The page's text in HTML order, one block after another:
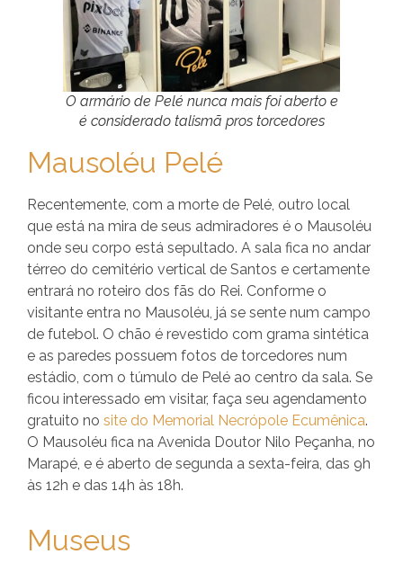
O armário de Pelé nunca mais foi aberto e
é considerado talismã pros torcedores
Mausoléu Pelé
Recentemente, com a morte de Pelé, outro local
que está na mira de seus admiradores é o Mausoléu
onde seu corpo está sepultado. A sala fica no andar
térreo do cemitério vertical de Santos e certamente
entrará no roteiro dos fãs do Rei. Conforme o
visitante entra no Mausoléu, já se sente num campo
de futebol. O chão é revestido com grama sintética
e as paredes possuem fotos de torcedores num
estádio, com o túmulo de Pelé ao centro da sala. Se
ficou interessado em visitar, faça seu agendamento
gratuito no site do Memorial Necrópole Ecumênica.
O Mausoléu fica na Avenida Doutor Nilo Peçanha, no
Marapé, e é aberto de segunda a sexta-feira, das 9h
às 12h e das 14h às 18h.
Museus